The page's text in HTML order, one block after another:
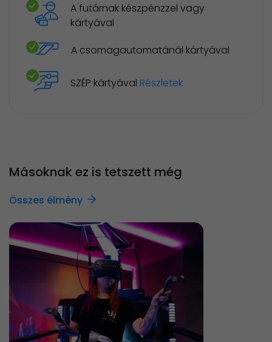
A futárnak készpénzzel vagy
kártyával
A csomagautomatánál kártyával
SZÉP kártyával Részletek
Másoknak ez is tetszett még
Összes élmény